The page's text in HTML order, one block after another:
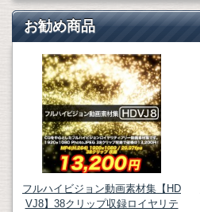
お勧め商品
フルハイビジョン動画素材集【HD
VJ8】38クリップ収録ロイヤリテ